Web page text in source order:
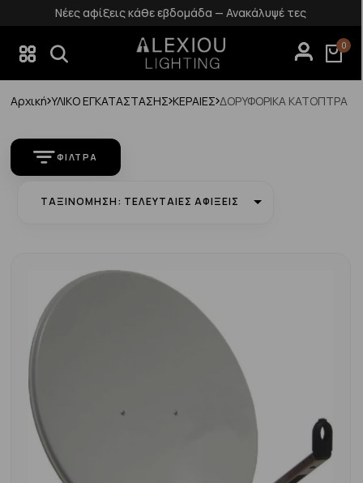
Νέες αφίξεις κάθε εβδομάδα — Ανακάλυψέ τες
0
Αρχική ΥΛΙΚΟ ΕΓΚΑΤΑΣΤΑΣΗΣ ΚΕΡΑΙΕΣ ΔΟΡΥΦΟΡΙΚΑ ΚΑΤΟΠΤΡΑ
ΦΊΛΤΡΑ
ΤΑΞΙΝΌΜΗΣΗ: ΤΕΛΕΥΤΑΊΕΣ ΑΦΊΞΕΙΣ